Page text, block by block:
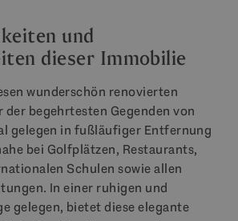
und
dieser Immobilie
wunderschön renovierten
der begehrtesten Gegenden von
gelegen in fußläufiger Entfernung
bei Golfplätzen, Restaurants,
Schulen sowie allen
In einer ruhigen und
gelegen, bietet diese elegante